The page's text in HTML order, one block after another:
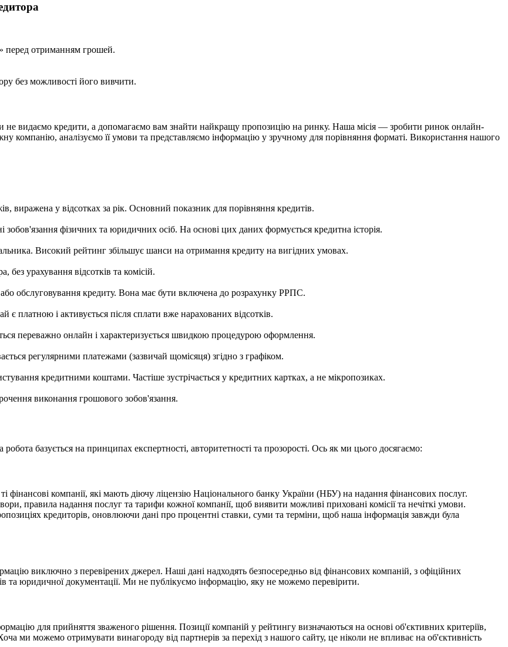
перед отриманням грошей.
без можливості його вивчити.
видаємо кредити, а допомагаємо вам знайти найкращу пропозицію на ринку. Наша місія — зробити ринок онлайн-
компанію, аналізуємо її умови та представляємо інформацію у зручному для порівняння форматі. Використання нашого
виражена у відсотках за рік. Основний показник для порівняння кредитів.
зобов'язання фізичних та юридичних осіб. На основі цих даних формується кредитна історія.
Високий рейтинг збільшує шанси на отримання кредиту на вигідних умовах.
урахування відсотків та комісій.
обслуговування кредиту. Вона має бути включена до розрахунку РРПС.
платною і активується після сплати вже нарахованих відсотків.
переважно онлайн і характеризується швидкою процедурою оформлення.
регулярними платежами (зазвичай щомісяця) згідно з графіком.
кредитними коштами. Частіше зустрічається у кредитних картках, а не мікропозиках.
виконання грошового зобов'язання.
базується на принципах експертності, авторитетності та прозорості. Ось як ми цього досягаємо:
компанії, які мають діючу ліцензію Національного банку України (НБУ) на надання фінансових послуг.
правила надання послуг та тарифи кожної компанії, щоб виявити можливі приховані комісії та нечіткі умови.
кредиторів, оновлюючи дані про процентні ставки, суми та терміни, щоб наша інформація завжди була
виключно з перевірених джерел. Наші дані надходять безпосередньо від фінансових компаній, з офіційних
та юридичної документації. Ми не публікуємо інформацію, яку не можемо перевірити.
для прийняття зваженого рішення. Позиції компаній у рейтингу визначаються на основі об'єктивних критеріїв,
ми можемо отримувати винагороду від партнерів за перехід з нашого сайту, це ніколи не впливає на об'єктивність